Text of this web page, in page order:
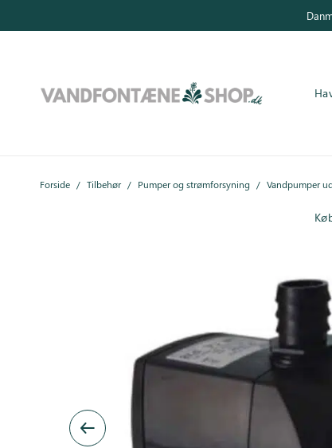
Forside / Tilbehør / Pumper og strømforsyning / Vandpumper
Indendørs vandfontæner